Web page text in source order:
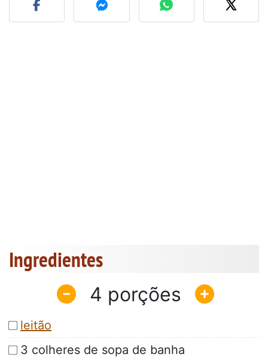
Ingredientes
4
leitão
3 colheres de sopa de banha